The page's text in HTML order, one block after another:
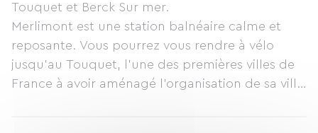
beliggenhed. Du kan slentre gennem klitterne
på vores lange, brede strand på Opalkysten!
Denne lille landsby er enkel og let tilgængelig.
Du finder små butikker (supermarked, posthus,
apotek) 2 km væk. Du vil straks kunne drage
Touquet et Berck Sur mer.
Merlimont est une station balnéaire calme et
reposante. Vous pourrez vous rendre à vélo
jusqu'au Touquet, l'une des premières villes de
France à avoir aménagé l'organisation de sa ville